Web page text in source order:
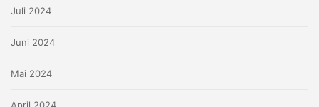
Juli 2024
Juni 2024
Mai 2024